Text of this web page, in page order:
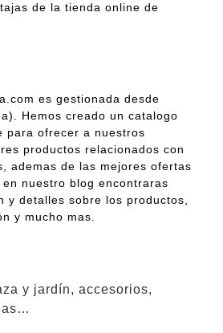
de la tienda online de
es gestionada desde
Hemos creado un catalogo
para ofrecer a nuestros
productos relacionados con
ademas de las mejores ofertas
nuestro blog encontraras
y detalles sobre los productos,
y mucho mas.
y jardín, accesorios,